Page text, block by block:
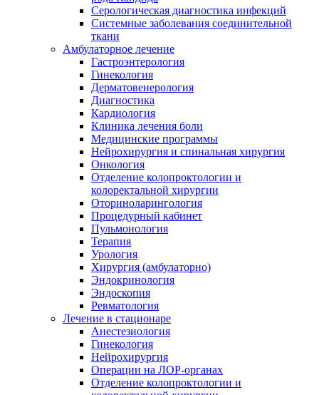
Серологическая диагностика инфекций
Системные заболевания соединительной
ткани
Амбулаторное лечение
Гастроэнтерология
Гинекология
Дерматовенерология
Диагностика
Кардиология
Клиника лечения боли
Медицинские программы
Нейрохирургия и спинальная хирургия
Онкология
Отделение колопроктологии и
колоректальной хирургии
Оториноларингология
Процедурный кабинет
Пульмонология
Терапия
Урология
Хирургия (амбулаторно)
Эндокринология
Эндоскопия
Ревматология
Лечение в стационаре
Анестезиология
Гинекология
Нейрохирургия
Операции на ЛОР-органах
Отделение колопроктологии и